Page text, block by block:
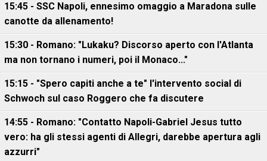
15:45 - SSC Napoli, ennesimo omaggio a Maradona sulle
canotte da allenamento!
15:30 - Romano: "Lukaku? Discorso aperto con l'Atlanta
ma non tornano i numeri, poi il Monaco..."
15:15 - "Spero capiti anche a te" l'intervento social di
Schwoch sul caso Roggero che fa discutere
14:55 - Romano: "Contatto Napoli-Gabriel Jesus tutto
vero: ha gli stessi agenti di Allegri, darebbe apertura agli
azzurri"